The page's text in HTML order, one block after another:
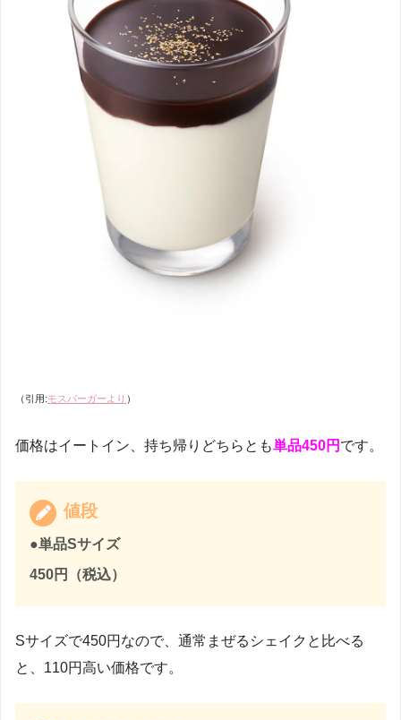
（引用:モスバーガーより ）
価格はイートイン、持ち帰りどちらとも単品450円 です。
値段
●単品Sサイズ
450円（税込）
Sサイズで450円なので、通常まぜるシェイクと比べる
と、110円高い価格です。